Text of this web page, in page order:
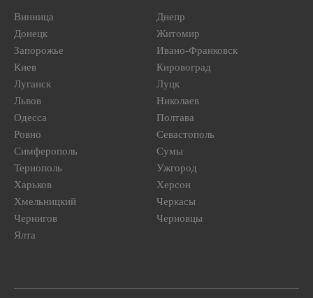
Винница
Днепр
Донецк
Житомир
Запорожье
Ивано-Франковск
Киев
Кировоград
Луганск
Луцк
Львов
Николаев
Одесса
Полтава
Ровно
Севастополь
Симферополь
Сумы
Тернополь
Ужгород
Харьков
Херсон
Хмельницкий
Черкасы
Чернигов
Черновцы
Ялта